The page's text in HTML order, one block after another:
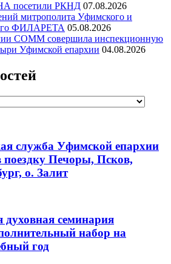
посетили РКНД 07.08.2026
митрополита Уфимского и
ФИЛАРЕТА 05.08.2026
СОММ совершила инспекционную
Уфимской епархии 04.08.2026
служба Уфимской епархии
поездку Печоры, Псков,
о. Залит
духовная семинария
набор на
год